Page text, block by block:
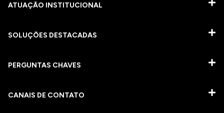
ATUAÇÃO INSTITUCIONAL
SOLUÇÕES DESTACADAS
PERGUNTAS CHAVES​
CANAIS DE CONTATO